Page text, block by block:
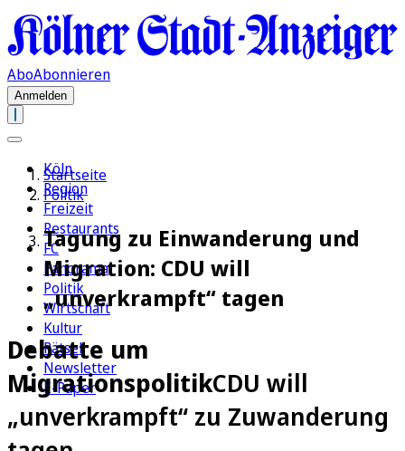
AboAbonnieren
Anmelden
Köln
Region
Freizeit
Restaurants
FC
Panorama
Politik
Wirtschaft
Kultur
Rätsel
Newsletter
E-Paper
Startseite
Politik
Tagung zu Einwanderung und
Migration: CDU will
„unverkrampft“ tagen
Debatte um
MigrationspolitikCDU will
„unverkrampft“ zu Zuwanderung